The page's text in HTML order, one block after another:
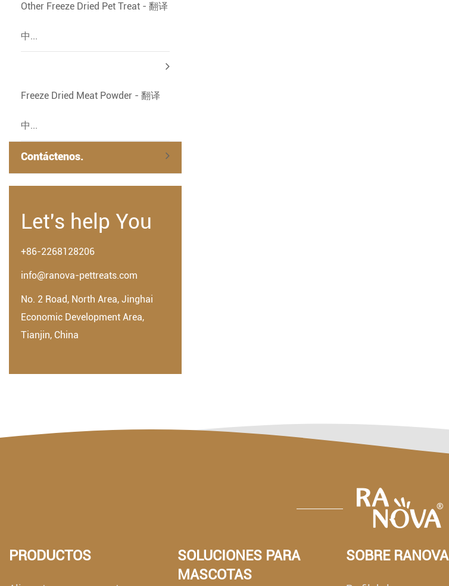
Other Freeze Dried Pet Treat - 翻译
中...
Freeze Dried Meat Powder - 翻译
中...
Contáctenos.
Let's help You
+86-2268128206
info@ranova-pettreats.com
No. 2 Road, North Area, Jinghai
Economic Development Area,
Tianjin, China
PRODUCTOS
SOLUCIONES PARA
MASCOTAS
SOBRE RANOVA